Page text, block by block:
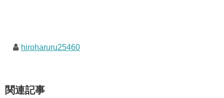
hiroharuru25460
関連記事